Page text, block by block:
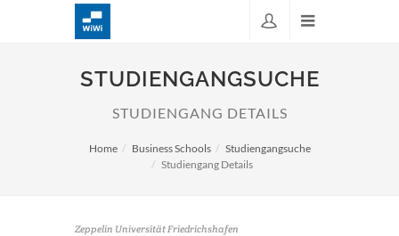
STUDIENGANGSUCHE
STUDIENGANG DETAILS
Home Business Schools
Studiengangsuche
Studiengang Details
Zeppelin Universität Friedrichshafen